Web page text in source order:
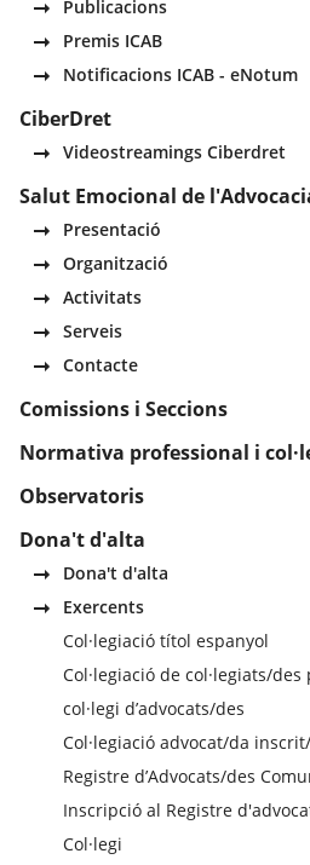
Publicacions
Premis ICAB
Notificacions ICAB - eNotum
CiberDret
Videostreamings Ciberdret
Salut Emocional de
Presentació
Organització
Activitats
Serveis
Contacte
Comissions i Seccions
Normativa professional i
Observatoris
Dona't d'alta
Dona't d'alta
Exercents
Col·legiació títol espanyol
Col·legiació de col·legiats/
col·legi d’advocats/des
Col·legiació advocat/da
Registre d’Advocats/des
Inscripció al Registre
Col·legi